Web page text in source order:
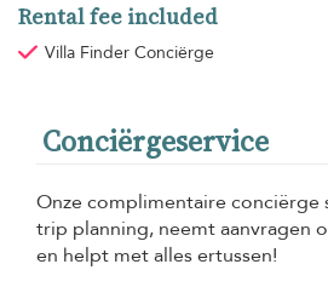
Rental fee included
Villa Finder Conciërge
Conciërgeservice
Onze complimentaire conciërge
trip planning, neemt aanvragen
en helpt met alles ertussen!